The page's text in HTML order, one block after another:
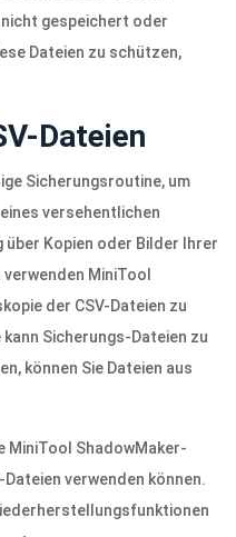
gespeichert oder
Dateien zu schützen,
Dateien
Sicherungsroutine, um
versehentlichen
Kopien oder Bilder Ihrer
verwenden MiniTool
der CSV-Dateien zu
Sicherungs-Dateien zu
können Sie Dateien aus
MiniTool ShadowMaker-
verwenden können.